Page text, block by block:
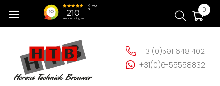
naar
0
+31(0)591 648 402
+31(0)6-55558832